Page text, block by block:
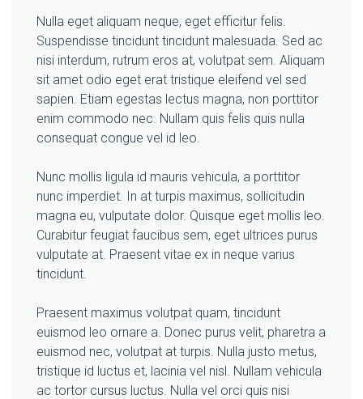
Nulla eget aliquam neque, eget efficitur felis.
Suspendisse tincidunt tincidunt malesuada. Sed ac
nisi interdum, rutrum eros at, volutpat sem. Aliquam
sit amet odio eget erat tristique eleifend vel sed
sapien. Etiam egestas lectus magna, non porttitor
enim commodo nec. Nullam quis felis quis nulla
consequat congue vel id leo.
Nunc mollis ligula id mauris vehicula, a porttitor
nunc imperdiet. In at turpis maximus, sollicitudin
magna eu, vulputate dolor. Quisque eget mollis leo.
Curabitur feugiat faucibus sem, eget ultrices purus
vulputate at. Praesent vitae ex in neque varius
tincidunt.
Praesent maximus volutpat quam, tincidunt
euismod leo ornare a. Donec purus velit, pharetra a
euismod nec, volutpat at turpis. Nulla justo metus,
tristique id luctus et, lacinia vel nisl. Nullam vehicula
ac tortor cursus luctus. Nulla vel orci quis nisi